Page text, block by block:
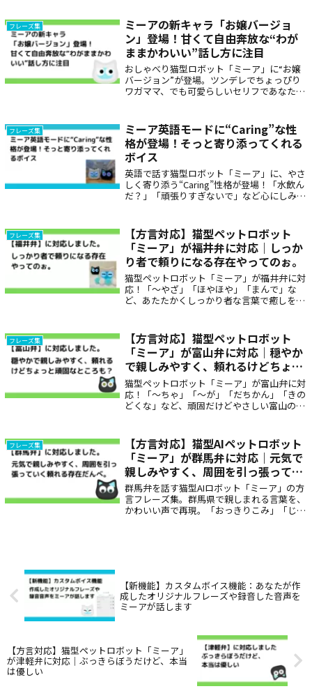
な存在です。
フレーズ集
ミーアの新キャラ「お嬢バージョ
ン」登場！甘くて自由奔放な“わが
ままかわいい”話し方に注目
おしゃべり猫型ロボット「ミーア」に“お嬢
バージョン”が登場。ツンデレでちょっぴり
ワガママ、でも可愛らしいセリフであなたを
フレーズ集
ミーア英語モードに“Caring”な性
格が登場！そっと寄り添ってくれる
ボイス
英語で話す猫型ロボット「ミーア」に、やさ
しく寄り添う“Caring”性格が登場！「水飲ん
だ？」「頑張りすぎないで」など心にしみる
フレーズ集
【方言対応】猫型ペットロボット
「ミーア」が福井弁に対応｜しっか
り者で頼りになる存在やってのぉ。
猫型ペットロボット「ミーア」が福井弁に対
応！「〜やざ」「ほやほや」「まんで」な
ど、あたたかくしっかり者な言葉で癒しを届
対応ロボットです。
フレーズ集
【方言対応】猫型ペットロボット
「ミーア」が富山弁に対応｜穏やか
で親しみやすく、頼れるけどちょっ
と頑固なところも？
猫型ペットロボット「ミーア」が富山弁に対
応！「〜ちゃ」「〜が」「だちかん」「きの
どくな」など、頑固だけどやさしい富山の言
もぴったりです。
フレーズ集
【方言対応】猫型AIペットロボット
「ミーア」が群馬弁に対応｜元気で
親しみやすく、周囲を引っ張ってい
く頼れる存在だんべ。
群馬弁を話す猫型AIロボット「ミーア」の方
言フレーズ集。群馬県で親しまれる言葉を、
かわいい声で再現。「おっきりこみ」「じゃ
【新機能】カスタムボイス機能：あなたが作
成したオリジナルフレーズや録音した音声を
ミーアが話します
【方言対応】猫型ペットロボット「ミーア」
が津軽弁に対応｜ぶっきらぼうだけど、本当
は優しい